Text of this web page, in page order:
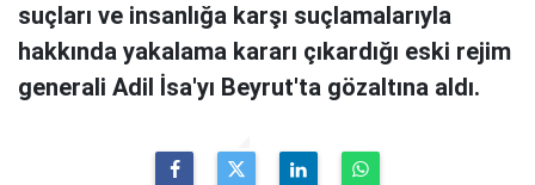
suçları ve insanlığa karşı suçlamalarıyla
hakkında yakalama kararı çıkardığı eski rejim
generali Adil İsa'yı Beyrut'ta gözaltına aldı.